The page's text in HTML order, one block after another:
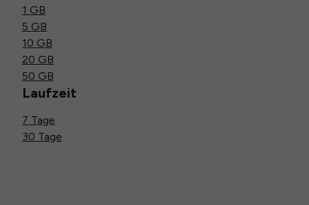
1 GB
5 GB
10 GB
20 GB
50 GB
Laufzeit
7 Tage
30 Tage